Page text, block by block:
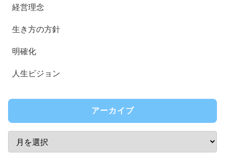
経営理念
生き方の方針
明確化
人生ビジョン
アーカイブ